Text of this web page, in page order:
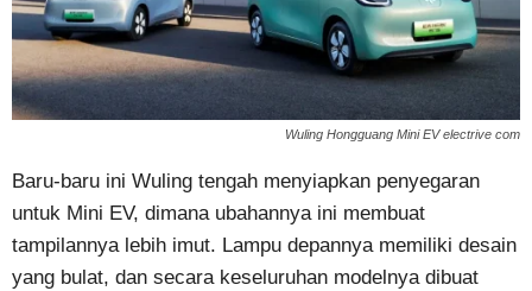
Wuling Hongguang Mini EV electrive com
Baru-baru ini Wuling tengah menyiapkan penyegaran
untuk Mini EV, dimana ubahannya ini membuat
tampilannya lebih imut. Lampu depannya memiliki desain
yang bulat, dan secara keseluruhan modelnya dibuat